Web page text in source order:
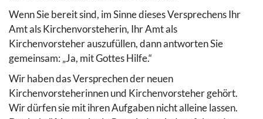
Wenn Sie bereit sind, im Sinne dieses Versprechens Ihr
Amt als Kirchenvorsteherin, Ihr Amt als
Kirchenvorsteher auszufüllen, dann antworten Sie
gemeinsam: „Ja, mit Gottes Hilfe.“
Wir haben das Versprechen der neuen
Kirchenvorsteherinnen und Kirchenvorsteher gehört.
Wir dürfen sie mit ihren Aufgaben nicht alleine lassen.